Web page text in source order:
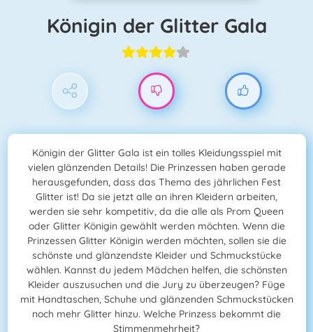
Königin der Glitter Gala
Königin der Glitter Gala ist ein tolles Kleidungsspiel mit
vielen glänzenden Details! Die Prinzessen haben gerade
herausgefunden, dass das Thema des jährlichen Fest
Glitter ist! Da sie jetzt alle an ihren Kleidern arbeiten,
werden sie sehr kompetitiv, da die alle als Prom Queen
oder Glitter Königin gewählt werden möchten. Wenn die
Prinzessen Glitter Königin werden möchten, sollen sie die
schönste und glänzendste Kleider und Schmuckstücke
wählen. Kannst du jedem Mädchen helfen, die schönsten
Kleider auszusuchen und die Jury zu überzeugen? Füge
mit Handtaschen, Schuhe und glänzenden Schmuckstücken
noch mehr Glitter hinzu. Welche Prinzess bekommt die
Stimmenmehrheit?